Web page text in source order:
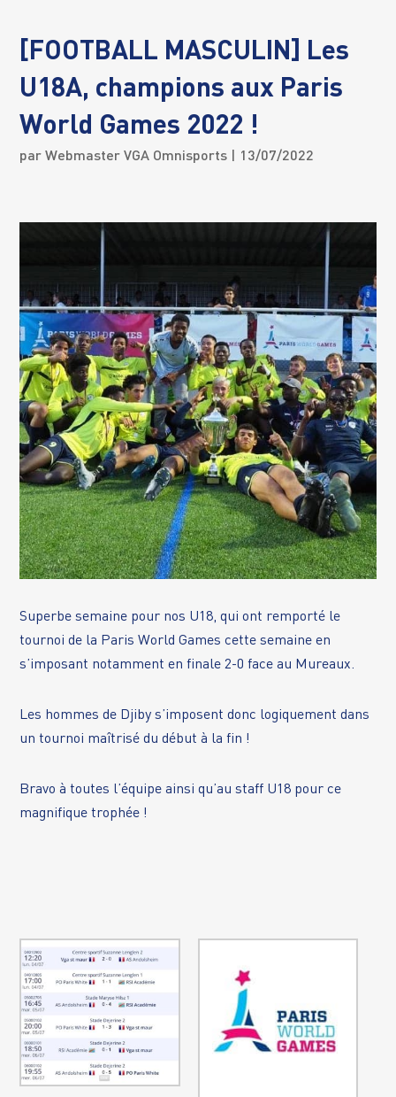
[FOOTBALL MASCULIN] Les
U18A, champions aux Paris
World Games 2022 !
parWebmaster VGA Omnisports | 13/07/2022
Superbe semaine pour nos U18, qui ont remporté le
tournoi de la Paris World Games cette semaine en
s’imposant notamment en finale 2-0 face au Mureaux.
Les hommes de Djiby s’imposent donc logiquement dans
un tournoi maîtrisé du début à la fin !
Bravo à toutes l’équipe ainsi qu’au staff U18 pour ce
magnifique trophée !